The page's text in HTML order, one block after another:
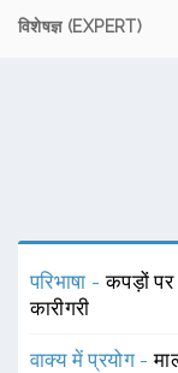
विशेषज्ञ (EXPERT)
परिभाषा -कपड़ों पर
कारीगरी
वाक्य में प्रयोग -